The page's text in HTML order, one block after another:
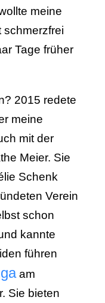
meine
schmerzfrei
Tage früher
2015 redete
meine
mit der
Meier. Sie
Schenk
Verein
schon
kannte
führen
am
Sie bieten